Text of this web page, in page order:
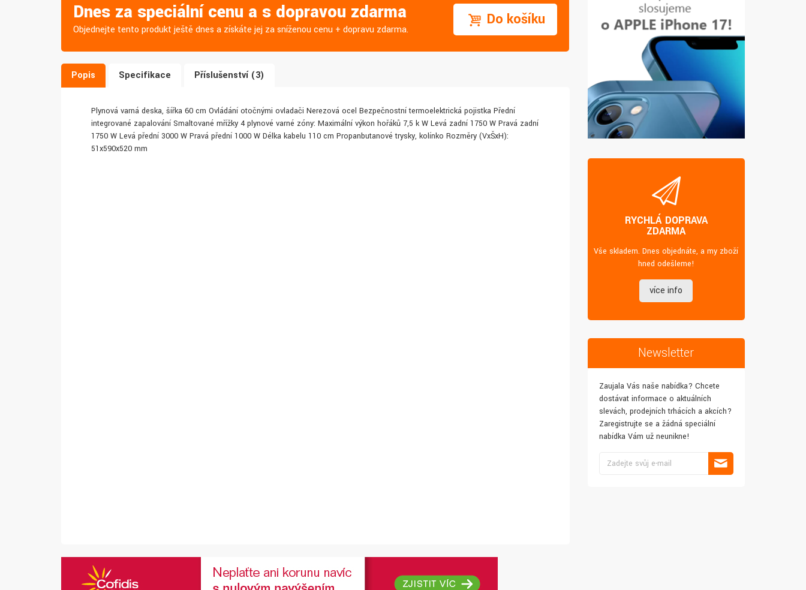
Dnes za speciální cenu a s dopravou zdarma
Objednejte tento produkt ještě dnes a získáte jej za sníženou cenu + dopravu zdarma.
Do košíku
Popis Specifikace Příslušenství (3)
Plynová varná deska, šířka 60 cm Ovládání otočnými ovladači Nerezová ocel Bezpečnostní termoelektrická pojistka Přední
integrované zapalování Smaltované mřížky 4 plynové varné zóny: Maximální výkon hořáků 7,5 k W Levá zadní 1750 W Pravá zadní
1750 W Levá přední 3000 W Pravá přední 1000 W Délka kabelu 110 cm Propanbutanové trysky, kolínko Rozměry (VxŠxH):
51x590x520 mm
RYCHLÁ DOPRAVA
ZDARMA
Vše skladem. Dnes objednáte, a my zboží
hned odešleme!
více info
Newsletter
Zaujala Vás naše nabídka? Chcete
dostávat informace o aktuálních
slevách, prodejních trhácích a akcích?
Zaregistrujte se a žádná speciální
nabídka Vám už neunikne!